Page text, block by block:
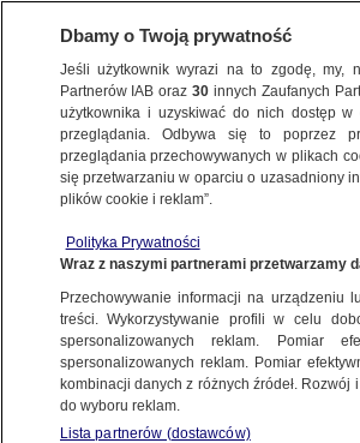
PROGRAMY
29.01.2013, 23:13
Udostępnij
Dbamy o Twoją prywatność
Jeśli użytkownik wyrazi na to zgodę, my,
Partnerów IAB oraz30 innych Zaufanych
użytkownika i uzyskiwać do nich dostęp
przeglądania. Odbywa się to poprzez
przeglądania przechowywanych w plikach
się przetwarzaniu w oparciu o uzasadniony
plików cookie i reklam”.
Polityka Prywatności
Wraz z naszymi partnerami przetwarzamy
Przechowywanie informacji na urządzeniu
treści. Wykorzystywanie profili w celu
spersonalizowanych reklam. Pomiar
spersonalizowanych reklam. Pomiar
kombinacji danych z różnych źródeł.
do wyboru reklam.
Lista partnerów (dostawców)